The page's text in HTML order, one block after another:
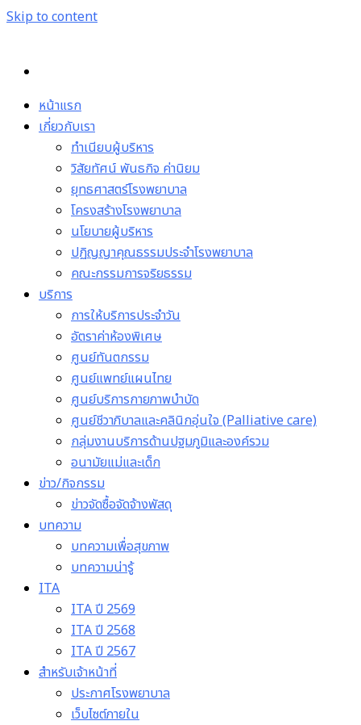
Skip to content
หน้าแรก
เกี่ยวกับเรา
ทำเนียบผู้บริหาร
วิสัยทัศน์ พันธกิจ ค่านิยม
ยุทธศาสตร์โรงพยาบาล
โครงสร้างโรงพยาบาล
นโยบายผู้บริหาร
ปฏิญญาคุณธรรมประจำโรงพยาบาล
คณะกรรมการจริยธรรม
บริการ
การให้บริการประจำวัน
อัตราค่าห้องพิเศษ
ศูนย์ทันตกรรม
ศูนย์แพทย์แผนไทย
ศูนย์บริการกายภาพบำบัด
ศูนย์ชีวาภิบาลและคลินิกอุ่นใจ (Palliative care)
กลุ่มงานบริการด้านปฐมภูมิและองค์รวม
อนามัยแม่และเด็ก
ข่าว/กิจกรรม
ข่าวจัดซื้อจัดจ้างพัสดุ
บทความ
บทความเพื่อสุขภาพ
บทความน่ารู้
ITA
ITA ปี 2569
ITA ปี 2568
ITA ปี 2567
สำหรับเจ้าหน้าที่
ประกาศโรงพยาบาล
เว็บไซต์ภายใน